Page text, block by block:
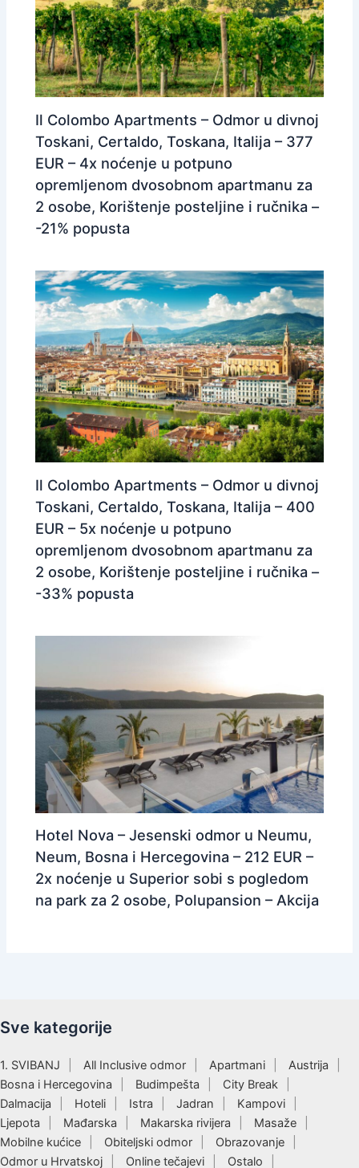
Il Colombo Apartments – Odmor u divnoj
Toskani, Certaldo, Toskana, Italija – 377
EUR – 4x noćenje u potpuno
opremljenom dvosobnom apartmanu za
2 osobe, Korištenje posteljine i ručnika –
-21% popusta
Il Colombo Apartments – Odmor u divnoj
Toskani, Certaldo, Toskana, Italija – 400
EUR – 5x noćenje u potpuno
opremljenom dvosobnom apartmanu za
2 osobe, Korištenje posteljine i ručnika –
-33% popusta
Hotel Nova – Jesenski odmor u Neumu,
Neum, Bosna i Hercegovina – 212 EUR –
2x noćenje u Superior sobi s pogledom
na park za 2 osobe, Polupansion – Akcija
Sve kategorije
1. SVIBANJ All Inclusive odmor Apartmani
Austrija
Bosna i Hercegovina
Budimpešta
City Break
Dalmacija
Hoteli Istra Jadran
Kampovi
Ljepota
Mađarska Makarska rivijera
Masaže
Mobilne kućice
Obiteljski odmor
Obrazovanje
Odmor u Hrvatskoj
Online tečajevi Ostalo